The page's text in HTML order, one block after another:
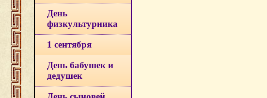
День
физкультурника
1 сентября
День бабушек и
дедушек